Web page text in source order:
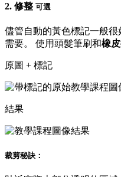
2. 修整 可選
儘管自動的黃色標記一般
需要。 使用頭髮筆刷和橡
原圖 + 標記
結果
裁剪秘訣：